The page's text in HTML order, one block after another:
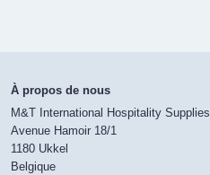
À propos de nous
M&T International Hospitality Supplies
Avenue Hamoir 18/1
1180 Ukkel
Belgique